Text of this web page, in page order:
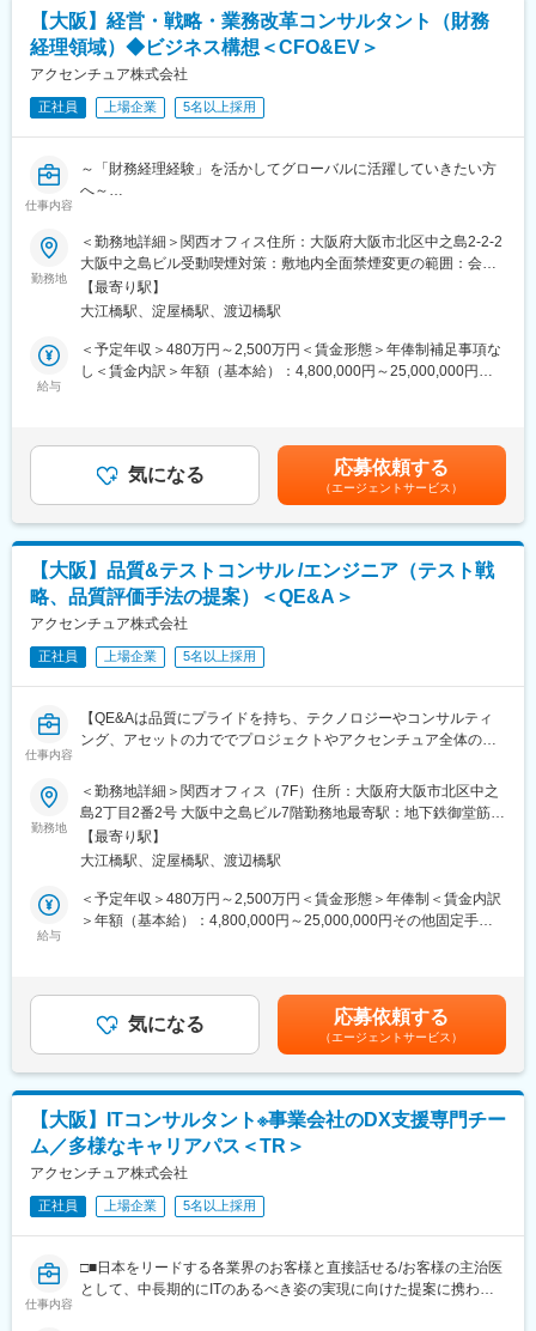
・「プロジェクト・プライド」による働き方改善と、無理のない
案件アサインでWLBを実現
変更の範囲：会社の定める業務
グレーションや、運用保守の手法、働き方の変革
・生成AIを活用したソリューションの開発、導入
・上記の要素を踏まえ、グローバルのチームと連携した新たな価
値創造
■AIエンジニアの魅力：
最先端の技術を活用した挑戦的なプロジェクトから大規模プロジ
ェクトまで、様々な選択肢があり、自分の志向にあったキャリア
形成ができます。
にも挑戦ができます。
変更の範囲：会社の定める業務
【大阪】経営・戦略・業務改革コンサルタント（財務
経理領域）◆ビジネス構想＜CFO&EV＞
アクセンチュア株式会社
正社員 上場企業 5名以上採用
仕事内容
～「財務経理経験」を活かしてグローバルに活躍していきたい方
へ～
業！
●グローバルクライアントに対して、経営管理体制構築、構造改革
をお任せ
●1~2か月に及ぶ手厚い中途社員研修で安心してキャッチアップ可
能な環境
●「高水準な年収×完全週休2日×平均残業約20H×離職率1桁」で長
期就業可
社経営改革のコンサルティングをお任せします。
作りからサービスにシフトする管理モデルの構想 等）
・全社コスト構造改革(全社コストの可視化、ガバナンスモデルの
構築、ゼロベース予算の導入)
・オペレーティングモデル構想(SSC機能強化、BPO活用、本社リ
ソースの付加価値業務シフト、ゼロベース組織デザイン)
・会計業務標準化（グローバル標準業務プロセス・システムの構
想、各社の業務を標準に揃えるBPR）
・デジタルエンタープライズ推進（ゼロベースでのデジタル化を
前提とした業務プロセス設計、プロセスのデジタル化企画・推進
(AI・OCR・RPA・ワークフロー等)）その他経営課題に合わせた
◆プロジェクト事例：
・大手半導体装置メーカー：デジタル・ソリューションビジネス
構想
・大手証券会社：あるべき管理会計及び経営管理PDCA構想
・大手製造業：グローバル経営管理、コスト構造改革
挑戦いただける環境となります。まずは社内での2週間～1か月ほ
どの研修を受けて頂き、その後スキルや経験を加味しご活躍頂け
るようなプロジェクトをご担当頂きます。
└入社後オリエンテーション
└中途入社向け研修
└ビジネスコンサルタントの共通研修
└各配属先における職位別研修 等
変更の範囲：会社の定める業務
勤務地
＜勤務地詳細＞関西オフィス住所：大阪府大阪市北区中之島2-2-2
大阪中之島ビル受動喫煙対策：敷地内全面禁煙変更の範囲：会社
の定める事業所
【最寄り駅】
大江橋駅、淀屋橋駅、渡辺橋駅
給与
＜予定年収＞480万円～2,500万円＜賃金形態＞年俸制補足事項な
し＜賃金内訳＞年額（基本給）：4,800,000円～25,000,000円そ
たします。※上記年収に加え、各種手当、残業代（約20時間
分）、賞与を含めた金額となります。（アナリスト～MD／リード
クラスまでを想定）賃金はあくまでも目安の金額であり、選考を
通じて上下する可能性があります。月給(月額)は固定手当を含めた
表記です。
気になる 応募依頼する
（エージェントサービス）
【大阪】品質&テストコンサル /エンジニア（テスト戦
略、品質評価手法の提案）＜QE&A＞
アクセンチュア株式会社
正社員 上場企業 5名以上採用
仕事内容
【QE&Aは品質にプライドを持ち、テクノロジーやコンサルティ
ング、アセットの力ででプロジェクトやアクセンチュア全体の品
きデリバリーの姿を共に実現する組織です】
■ミッション：お客様のビジネスは、かつてないスピード感で変革
を続けていくことが求められています。同様に品質に対する要求
も大きくなり、その一方で技術要素は常に新しいものに対応して
いかなければならないなど、三重苦に陥っているお客様も非常に
多くなっています。そのような状況だからこそ、スト・工期を抑
えつつ、品質を確保することができれば、「Speed To Market」も
する、主にテスト戦略の立案や計画、推進や、既存保守案件のテ
スティングに関する課題分析や改善の提案などを担当。プロジェ
クトの上流工程から関わることにより、テストに閉じずプロジェ
■役割・期待
・システム開発案件における、各案件の特徴を踏まえたテスト戦
略/計画の立案、品質評価基準や手法の提案、社内外のステークホ
ルダーを巻き込んだ合意形成、テスト推進
・テスト手法や観点を踏まえたテストケースの作成、実行
・システム開発やアプリケーション運用における、生産性や品質
課題の分析/評価、改善策の検討、提案
・オフショアチームを活用したテストチームの組成、管理運営
・テスト標準の整備、展開、育成
■アクセンチュア独自の働き方改革：社長直轄で2015年から開始
勤務地
＜勤務地詳細＞関西オフィス（7F）住所：大阪府大阪市北区中之
島2丁目2番2号 大阪中之島ビル7階勤務地最寄駅：地下鉄御堂筋
線、京阪本線／淀屋橋駅受動喫煙対策：屋内全面禁煙変更の範
囲：会社の定める事業所（リモートワーク含む）
【最寄り駅】
大江橋駅、淀屋橋駅、渡辺橋駅
給与
＜予定年収＞480万円～2,500万円＜賃金形態＞年俸制＜賃金内訳
＞年額（基本給）：4,800,000円～25,000,000円その他固定手当/
性があります。月給(月額)は固定手当を含めた表記です。
気になる 応募依頼する
（エージェントサービス）
【大阪】ITコンサルタント※事業会社のDX支援専門チー
ム／多様なキャリアパス＜TR＞
アクセンチュア株式会社
正社員 上場企業 5名以上採用
仕事内容
□■日本をリードする各業界のお客様と直接話せる/お客様の主治医
として、中長期的にITのあるべき姿の実現に向けた提案に携われ